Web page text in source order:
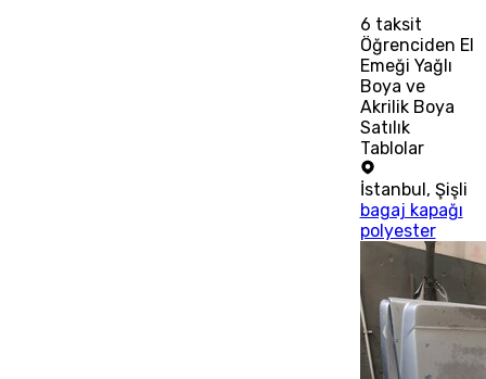
6 taksit
Öğrenciden El
Emeği Yağlı
Boya ve
Akrilik Boya
Satılık
Tablolar
İstanbul, Şişli
bagaj kapağı
polyester